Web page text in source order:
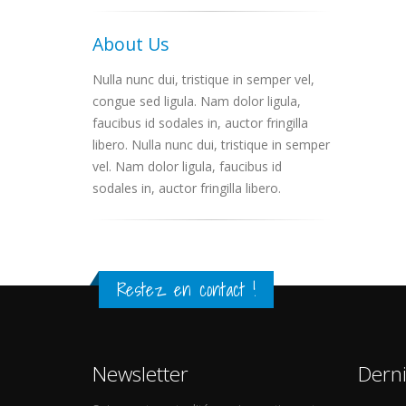
About Us
Nulla nunc dui, tristique in semper vel,
congue sed ligula. Nam dolor ligula,
faucibus id sodales in, auctor fringilla
libero. Nulla nunc dui, tristique in semper
vel. Nam dolor ligula, faucibus id
sodales in, auctor fringilla libero.
Restez en contact !
Newsletter